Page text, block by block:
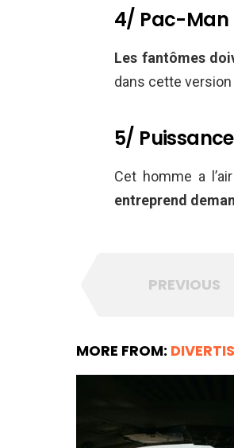
4/ Pac-Man
Les fantômes
dans cette version
5/
Cet homme a
entreprend
PREVIOUS
MORE FROM: